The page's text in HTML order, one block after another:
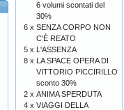
6 volumi scontati del
30%
6 x SENZA CORPO NON
C'È REATO
5 x L'ASSENZA
8 x LA SPACE OPERA DI
VITTORIO PICCIRILLO
sconto 30%
2 x ANIMA SPERDUTA
4 x VIAGGI DELLA